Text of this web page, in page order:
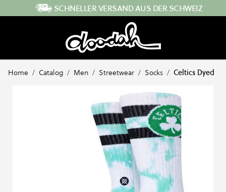
Direkt zum InhaltSCHNELLER VERSAND AUS DER SCHWEIZ
Home / Catalog / Men / Streetwear / Socks / Celtics Dyed